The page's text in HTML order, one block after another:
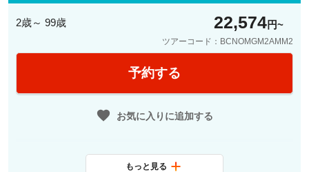
2歳～ 99歳 22,574円
ツアーコード：BCNOMGM2AMM2
予約する
お気に入りに追加する
もっと見る